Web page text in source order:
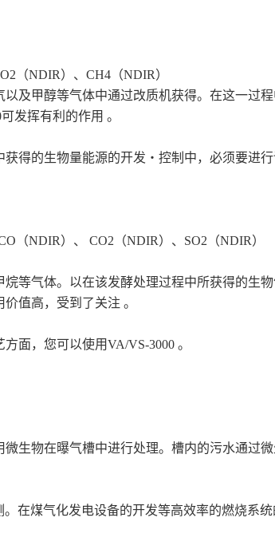
（NDIR）、CH4（NDIR）
及甲醇等气体中通过改质机获得。在这一过
发挥有利的作用 。
得的生物量能源的开发・控制中，必须要进行
（NDIR）、 CO2（NDIR）、SO2（NDIR）
等气体。以在该发酵处理过程中所获得的生
值高，受到了关注 。
面，您可以使用VA/VS-3000 。
生物在曝气槽中进行处理。槽内的污水通过
在煤气化发电设备的开发等高效率的燃烧系